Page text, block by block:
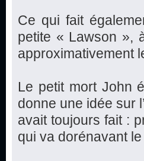
Ce qui fait
petite « Lawson »,
approximativement
Le petit mort John
donne une idée sur
avait toujours fait :
qui va dorénavant